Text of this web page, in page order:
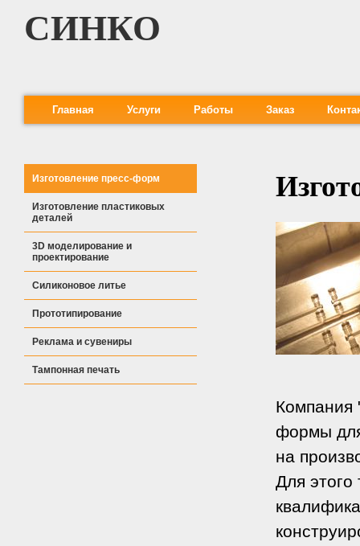
СИНКО
Главная Услуги Работы Заказ
Компания
формы
на
Для этого
Изготовление пресс-форм
Изготовление пластиковых
деталей
3D моделирование и
проектирование
Силиконовое литье
Прототипирование
Реклама и сувениры
Тампонная печать